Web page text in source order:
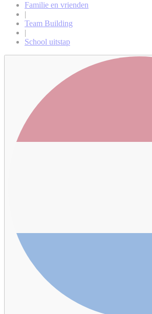
Familie en vrienden
|
Team Building
|
School uitstap